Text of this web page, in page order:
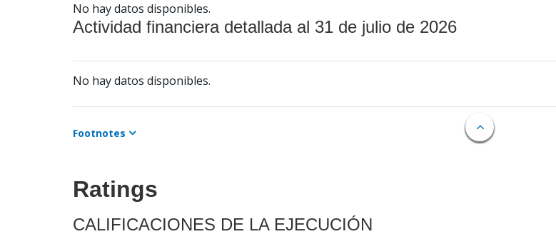
No hay datos disponibles.
Actividad financiera detallada al 31 de julio de 2026
No hay datos disponibles.
Footnotes
Ratings
CALIFICACIONES DE LA EJECUCIÓN